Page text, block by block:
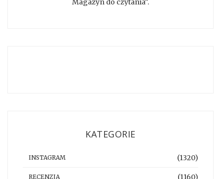
Magazyn do czytania".
KATEGORIE
INSTAGRAM (1320)
RECENZJA (1160)